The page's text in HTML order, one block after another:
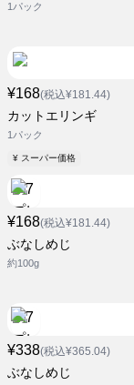
1パック
¥168(税込¥181.44)
カットエリンギ
1パック
¥ スーパー価格
¥168(税込¥181.44)
ぶなしめじ
約100g
¥338(税込¥365.04)
ぶなしめじ